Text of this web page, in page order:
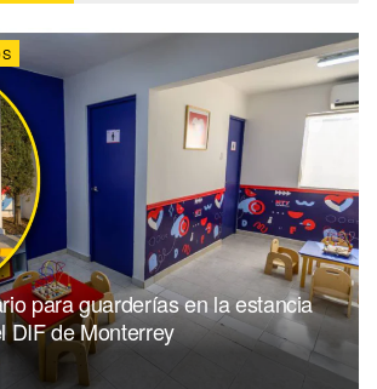
para guarderías en la estancia
DIF de Monterrey